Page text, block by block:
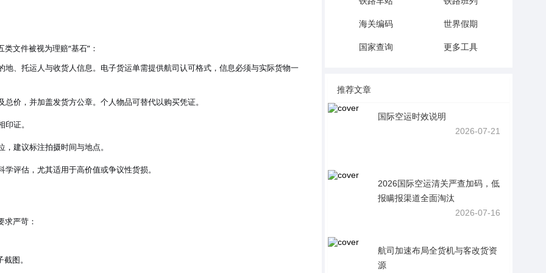
类文件被视为理赔“基石”：
、托运人与收货人信息。电子货运单需提供航司认可格式，信息必须与实际货物一
价，并加盖发货方公章。个人物品可替代以购买凭证。
证。
建议标注拍摄时间与地点。
评估，尤其适用于高价值或争议性货损。
严苛：
图。
海关编码 世界假期
国家查询 更多工具
推荐文章
国际空运时效说明
2026-07-21
2026国际空运清关严查加码，低
报瞒报渠道全面淘汰
2026-07-16
航司加速布局全货机与客改货资
源